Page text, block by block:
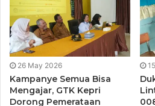
“Karena kata Rosulullah SWT
karena kita satu akidah, satu
thayyibah laa ilaaha illallaah,”
Selian itu, Suprapto juga
bersilaturahmi lagi dilain
26 May 2026
Kampanye Semua Bisa
Mengajar, GTK Kepri
Dorong Pemerataan